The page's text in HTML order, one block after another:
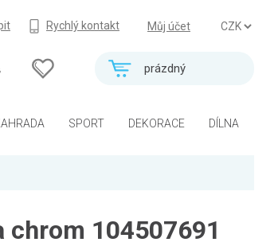
Můj účet
Rychlý kontakt
prázdný
SPORT DEKORACE DÍLNA
chrom 104507691